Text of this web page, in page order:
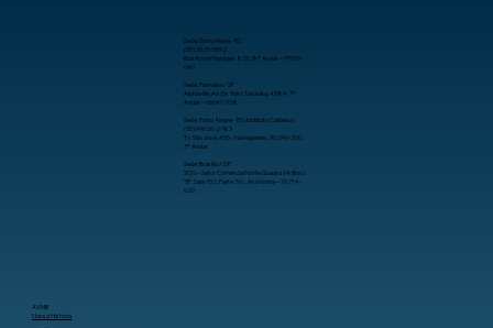
Sede: Santa Maria - RS
(55) 3025-5592
Rua André Marques 820, 8º Andar – 97010-
040
Sede: Parnaíba / SP
Alphaville, Av. Dr. Yojiro Takaoka, 4384, 7º
Andar – 06541-038
Sede: Porto Alegre - RS (Instituto Caldeira)
(55) 99626-2783
Tv. São José, 455 - Navegantes, 90240-200,
3º Andar
Sede: Brasília / DF
SCN – Setor Comercial Norte Quadra 04 Bloco
“B” Sala 702, Parte 761 , Asa Norte – 70.714-
020
AVMB
Nossa História